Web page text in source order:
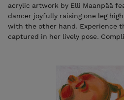
acrylic artwork by Elli Maanpää
dancer joyfully raising one leg
with the other hand. Experience
captured in her lively pose.